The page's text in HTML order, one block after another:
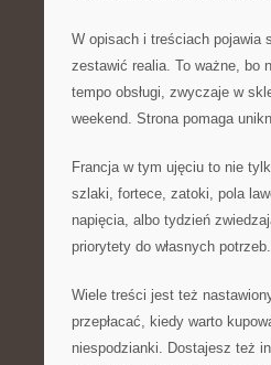
W opisach i treściach pojawia
zestawić realia. To ważne, bo
tempo obsługi, zwyczaje w
weekend. Strona pomaga
Francja w tym ujęciu to nie
szlaki, fortece, zatoki, pola
napięcia, albo tydzień
priorytety do własnych potrzeb.
Wiele treści jest też
przepłacać, kiedy warto
niespodzianki. Dostajesz też